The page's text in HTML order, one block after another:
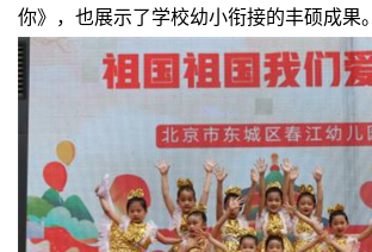
你》，也展示了学校幼小衔接的丰硕成果。